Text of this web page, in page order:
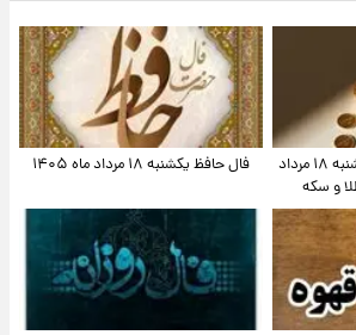
قیمت طلا و سکه امروز یکشنبه ۱۸ مرداد
فال حافظ یکشنبه ۱۸ مرداد ماه ۱۴۰۵